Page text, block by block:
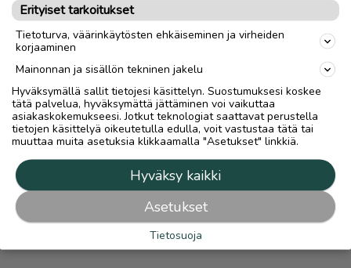
Toimitus
Toimitus lähialueelle
Nouto
link
Ilmoittaja:markus ojatalo
OTA YHTEYTTÄ ILMOITTAJAAN
Erityiset tarkoitukset
Tietoturva, väärinkäytösten ehkäiseminen ja virheiden
korjaaminen
Mainonnan ja sisällön tekninen jakelu
Hyväksymällä sallit tietojesi käsittelyn. Suostumuksesi koskee
tätä palvelua, hyväksymättä jättäminen voi vaikuttaa
asiakaskokemukseesi. Jotkut teknologiat saattavat perustella
tietojen käsittelyä oikeutetulla edulla, voit vastustaa tätä tai
muuttaa muita asetuksia klikkaamalla "Asetukset" linkkiä.
Hyväksy kaikki
Asetukset
Tietosuoja